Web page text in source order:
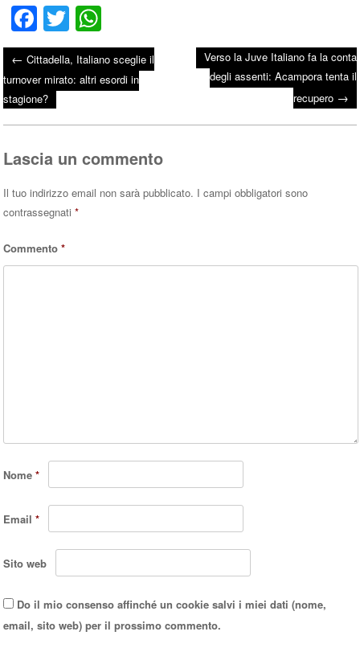
Fa
ce
bo
ok
T
wi
tte
r
ha
ts
A
pp
Post navigation
← Cittadella, Italiano sceglie il
turnover mirato: altri esordi in
stagione?
Verso la Juve Italiano fa la conta
degli assenti: Acampora tenta il
recupero →
Lascia un commento
Il tuo indirizzo email non sarà pubblicato. I campi obbligatori sono
contrassegnati*
Commento*
Nome*
Email*
Sito web
Do il mio consenso affinché un cookie salvi i miei dati (nome,
email, sito web) per il prossimo commento.